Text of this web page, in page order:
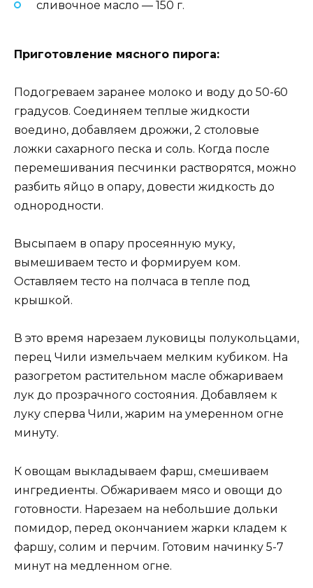
сливочное масло — 150 г.
Приготовление мясного пирога:
Подогреваем заранее молоко и воду до 50-60
градусов. Соединяем теплые жидкости
воедино, добавляем дрожжи, 2 столовые
ложки сахарного песка и соль. Когда после
перемешивания песчинки растворятся, можно
разбить яйцо в опару, довести жидкость до
однородности.
Высыпаем в опару просеянную муку,
вымешиваем тесто и формируем ком.
Оставляем тесто на полчаса в тепле под
крышкой.
В это время нарезаем луковицы полукольцами,
перец Чили измельчаем мелким кубиком. На
разогретом растительном масле обжариваем
лук до прозрачного состояния. Добавляем к
луку сперва Чили, жарим на умеренном огне
минуту.
К овощам выкладываем фарш, смешиваем
ингредиенты. Обжариваем мясо и овощи до
готовности. Нарезаем на небольшие дольки
помидор, перед окончанием жарки кладем к
фаршу, солим и перчим. Готовим начинку 5-7
минут на медленном огне.